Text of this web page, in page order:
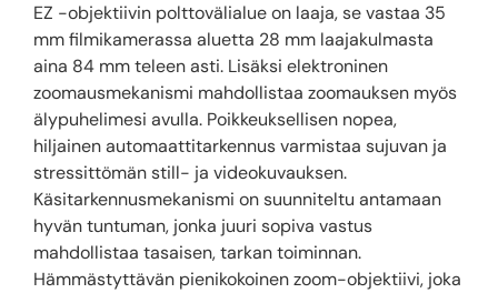
EZ -objektiivin polttovälialue on laaja, se vastaa 35
mm filmikamerassa aluetta 28 mm laajakulmasta
aina 84 mm teleen asti. Lisäksi elektroninen
zoomausmekanismi mahdollistaa zoomauksen myös
älypuhelimesi avulla. Poikkeuksellisen nopea,
hiljainen automaattitarkennus varmistaa sujuvan ja
stressittömän still- ja videokuvauksen.
Käsitarkennusmekanismi on suunniteltu antamaan
hyvän tuntuman, jonka juuri sopiva vastus
mahdollistaa tasaisen, tarkan toiminnan.
Hämmästyttävän pienikokoinen zoom-objektiivi, joka